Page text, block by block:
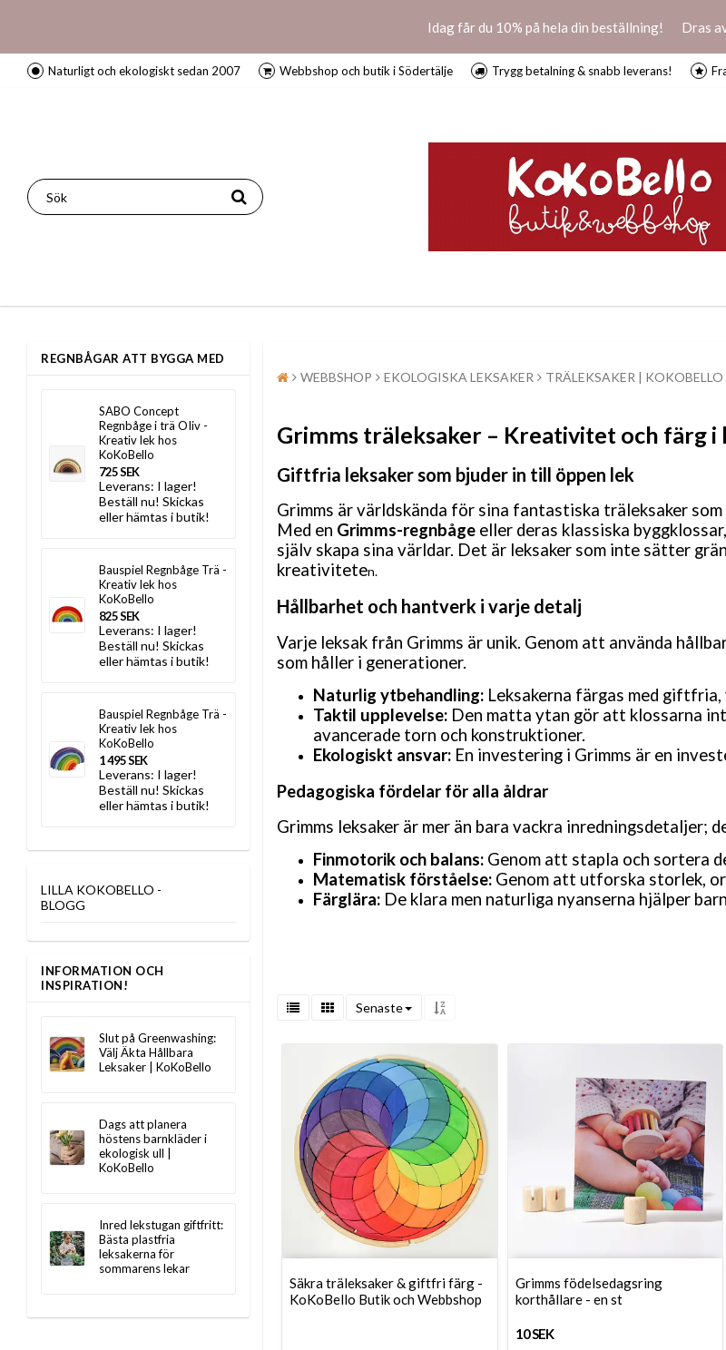
Idag får du 10% på hela din beställning! Dras
Naturligt och ekologiskt sedan 2007 Webbshop och butik i Södertälje Trygg betalning & snabb leverans!
REGNBÅGAR ATT BYGGA MED
SABO Concept
Regnbåge i trä OIiv -
Kreativ lek hos
KoKoBello
725 SEK
Leverans: I lager!
Beställ nu! Skickas
eller hämtas i butik!
Bauspiel Regnbåge Trä -
Kreativ lek hos
KoKoBello
825 SEK
Leverans: I lager!
Beställ nu! Skickas
eller hämtas i butik!
Bauspiel Regnbåge Trä -
Kreativ lek hos
KoKoBello
1 495 SEK
Leverans: I lager!
Beställ nu! Skickas
eller hämtas i butik!
LILLA KOKOBELLO -
BLOGG
INFORMATION OCH
INSPIRATION!
Slut på Greenwashing:
Välj Äkta Hållbara
Leksaker | KoKoBello
Dags att planera
höstens barnkläder i
ekologisk ull |
KoKoBello
Inred lekstugan giftfritt:
Bästa plastfria
leksakerna för
sommarens lekar
WEBBSHOP EKOLOGISKA LEKSAKER TRÄLEKSAKER | KOKOBELLO
Grimms träleksaker – Kreativitet och färg i
Giftfria leksaker som bjuder in till öppen lek
Grimms är världskända för sina fantastiska träleksaker
Med en Grimms-regnbåge eller deras klassiska byggklossar,
själv skapa sina världar. Det är leksaker som inte sätter
kreativiteten.
Hållbarhet och hantverk i varje detalj
Varje leksak från Grimms är unik. Genom att använda
som håller i generationer.
Naturlig ytbehandling: Leksakerna färgas med
Taktil upplevelse: Den matta ytan gör att klossarna
avancerade torn och konstruktioner.
Ekologiskt ansvar: En investering i Grimms är en
Pedagogiska fördelar för alla åldrar
Grimms leksaker är mer än bara vackra
Finmotorik och balans: Genom att stapla och sortera
Matematisk förståelse: Genom att utforska storlek,
Färglära: De klara men naturliga nyanserna hjälper
Senaste
Säkra träleksaker & giftfri färg -
KoKoBello Butik och Webbshop
Grimms födelsedagsring
korthållare - en st
10 SEK